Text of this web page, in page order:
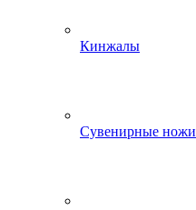
Кинжалы
Сувенирные ножи